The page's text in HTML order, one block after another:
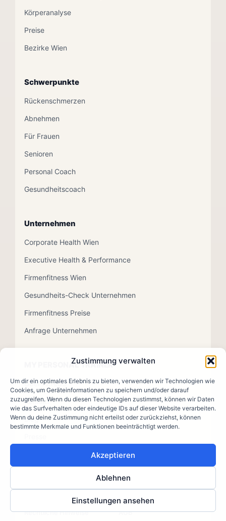
Zustimmung verwalten
Um dir ein optimales Erlebnis zu bieten, verwenden wir Technologien wie
Cookies, um Geräteinformationen zu speichern und/oder darauf
zuzugreifen. Wenn du diesen Technologien zustimmst, können wir Daten
wie das Surfverhalten oder eindeutige IDs auf dieser Website verarbeiten.
Wenn du deine Zustimmung nicht erteilst oder zurückziehst, können
bestimmte Merkmale und Funktionen beeinträchtigt werden.
Akzeptieren
Ablehnen
Einstellungen ansehen
Körperanalyse
Preise
Bezirke Wien
Schwerpunkte
Rückenschmerzen
Abnehmen
Für Frauen
Senioren
Personal Coach
Gesundheitscoach
Unternehmen
Corporate Health Wien
Executive Health & Performance
Firmenfitness Wien
Gesundheits-Check Unternehmen
Firmenfitness Preise
Anfrage Unternehmen
MY PERSONAL TRAINER
Über Alfredo
Kontakt
Blog
© 2026 MY PERSONAL TRAINER · Mag. Alfredo Scarlata
Datenschutz
Rechtliche Hinweise
AGB